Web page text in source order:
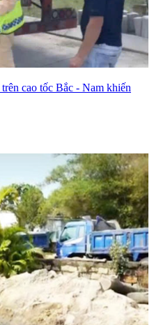
cao tốc Bắc - Nam khiến